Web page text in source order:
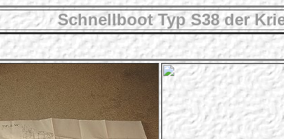
Schnellboot Typ S38 der